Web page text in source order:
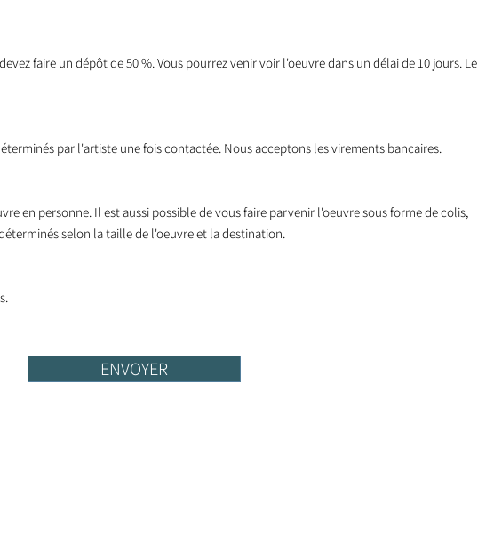
faire un dépôt de 50 %. Vous pourrez venir voir l'oeuvre dans un délai de 10 jours. Le
par l'artiste une fois contactée. Nous acceptons les virements bancaires.
en personne. Il est aussi possible de vous faire parvenir l'oeuvre sous forme de colis,
selon la taille de l'oeuvre et la destination.
ENVOYER